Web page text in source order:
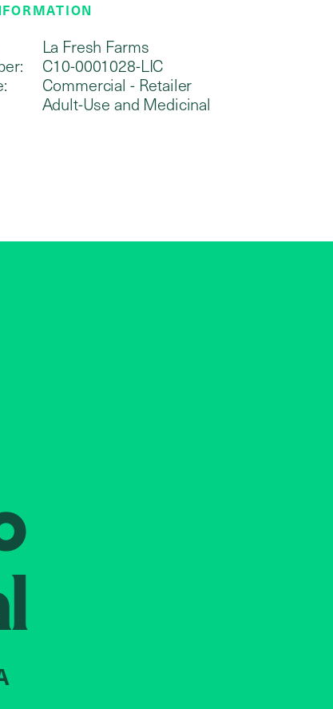
La Fresh Farms
C10-0001028-LIC
Commercial - Retailer
Adult-Use and Medicinal